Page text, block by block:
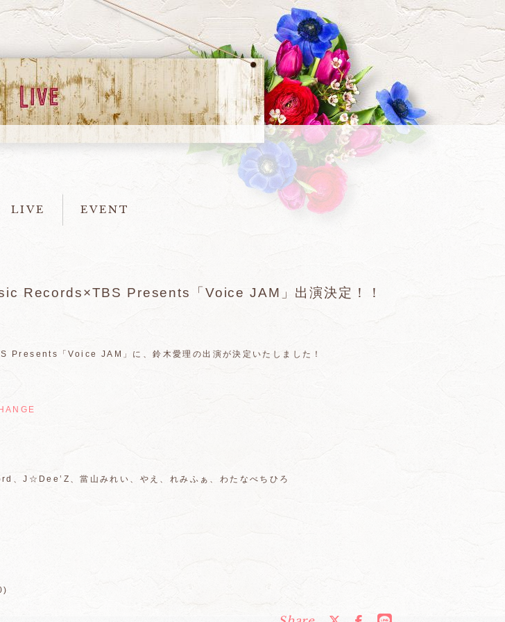
LIVE EVENT
Records×TBS Presents「Voice JAM」出演決定！！
「Voice JAM」に、鈴木愛理の出演が決定いたしました！
、J☆Dee’Z、當山みれい、やえ、れみふぁ、わたなべちひろ